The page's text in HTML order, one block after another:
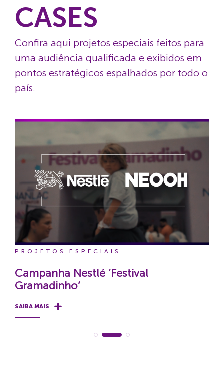
CASES
Confira aqui projetos especiais feitos para
uma audiência qualificada e exibidos em
pontos estratégicos espalhados por todo o
país.
PROJETOS ESPECIAIS
Campanha Nestlé ‘Festival
Gramadinho’
SAIBA MAIS